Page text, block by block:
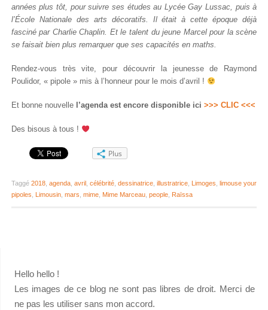
années plus tôt, pour suivre ses études au Lycée Gay Lussac, puis à
l’École Nationale des arts décoratifs. Il était à cette époque déjà
fasciné par Charlie Chaplin. Et le talent du jeune Marcel pour la scène
se faisait bien plus remarquer que ses capacités en maths.
Rendez-vous très vite, pour découvrir la jeunesse de Raymond
Poulidor, « pipole » mis à l’honneur pour le mois d’avril !
Et bonne nouvelle l’agenda est encore disponible ici >>> CLIC <<<
Des bisous à tous !
Plus
Taggé 2018, agenda, avril ,célébrité ,dessinatrice ,illustratrice Limoges
limouse your
pipoles
Limousin, mars mime, Mime Marceau, people, Raïssa
Hello hello !
Les images de ce blog ne sont pas libres de droit. Merci de
ne pas les utiliser sans mon accord.